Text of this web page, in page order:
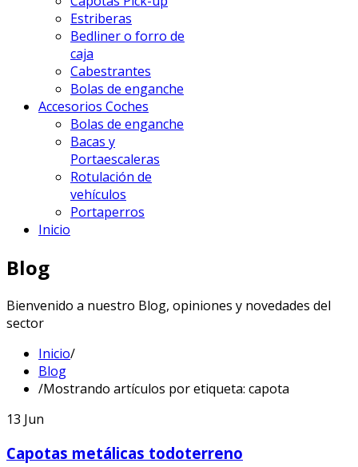
Estriberas
Bedliner o forro de
caja
Cabestrantes
Bolas de enganche
Accesorios Coches
Bolas de enganche
Bacas y
Portaescaleras
Rotulación de
vehículos
Portaperros
Inicio
Blog
Bienvenido a nuestro Blog, opiniones y novedades del
sector
Inicio/
Blog
/Mostrando artículos por etiqueta: capota
13 Jun
Capotas metálicas todoterreno